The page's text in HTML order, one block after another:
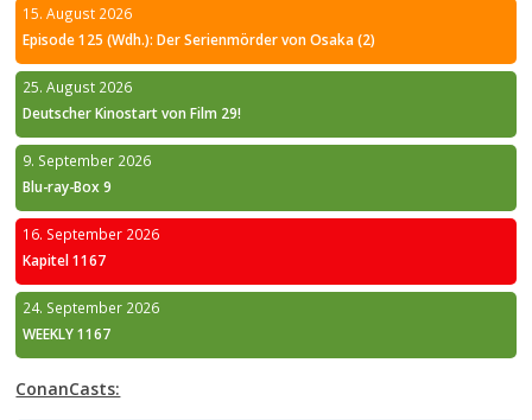
15. August 2026
Episode 125 (Wdh.): Der Serienmörder von Osaka (2)
25. August 2026
Deutscher Kinostart von Film 29!
9. September 2026
Blu-ray-Box 9
16. September 2026
Kapitel 1167
24. September 2026
WEEKLY 1167
ConanCasts: